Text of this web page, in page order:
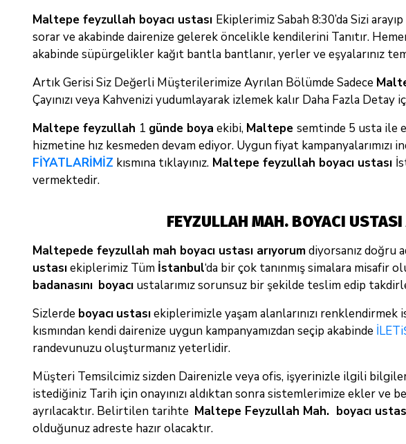
Maltepe feyzullah boyacı ustası Ekiplerimiz Sabah 8:30’da Sizi
sorar ve akabinde dairenize gelerek öncelikle kendilerini Tanıtır.
akabinde süpürgelikler kağıt bantla bantlanır, yerler ve eşyalarınız
Artık Gerisi Siz Değerli Müşterilerimize Ayrılan Bölümde Sadece
Çayınızı veya Kahvenizi yudumlayarak izlemek kalır Daha Fazla Detay
Maltepe feyzullah 1 günde boya ekibi, Maltepe semtinde 5 usta ile
hizmetine hız kesmeden devam ediyor. Uygun fiyat
FİYATLARİMİZ kısmına tıklayınız. Maltepe feyzullah boyacı ustası
vermektedir.
FEYZULLAH MAH. BOYACI
Maltepede feyzullah mah boyacı ustası arıyorumdiyorsanız doğru
ustasıekiplerimiz Tüm İstanbul‘da bir çok tanınmış simalara misafir
badanasını boyacı ustalarımız sorunsuz bir şekilde teslim edip
Sizlerde boyacı ustasıekiplerimizle yaşam alanlarınızı renklendirmek
kısmından kendi dairenize uygun kampanyamızdan seçip akabinde
randevunuzu oluşturmanız yeterlidir.
Müşteri Temsilcimiz sizden Dairenizle veya ofis, işyerinizle ilgili
istediğiniz Tarih için onayınızı aldıktan sonra sistemlerimize ekler ve
ayrılacaktır. Belirtilen tarihte Maltepe Feyzullah Mah. boyacı
olduğunuz adreste hazır olacaktır.